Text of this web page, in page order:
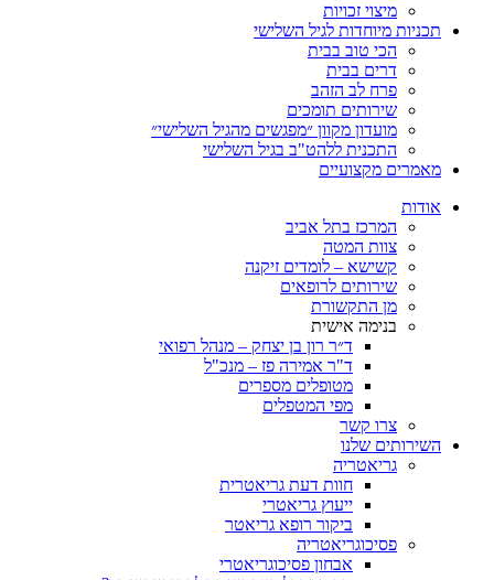
מיצוי זכויות
מיוחדות לגיל השלישי
הכי טוב בבית
דרים בבית
פרח לב הזהב
שירותים תומכים
מועדון מקוון ״מפגשים מהגיל השלישי״
התכנית ללהט"ב בגיל השלישי
מקצועיים
המרכז בתל אביב
צוות המטה
קשישא – לומדים זיקנה
שירותים לרופאים
מן התקשורת
בנימה אישית
ד״ר רון בן יצחק – מנהל רפואי
ד"ר אמירה פז – מנכ"ל
מטופלים מספרים
מפי המטפלים
שלנו
גריאטריה
חוות דעת גריאטרית
ייעוץ גריאטרי
ביקור רופא גריאטר
פסיכוגריאטריה
אבחון פסיכוגריאטרי